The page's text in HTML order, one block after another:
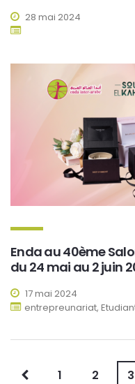
28 mai 2024
Enda au 40ème
du 24 mai au 2 juin
17 mai 2024
entrepreunariat,
1 2 3